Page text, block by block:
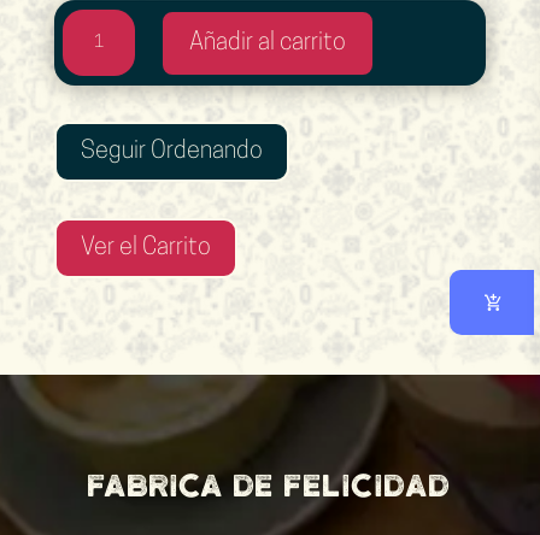
Espresso
Doble
cantidad
Añadir al carrito
Seguir Ordenando
Ver el Carrito
Fabrica de felicidad